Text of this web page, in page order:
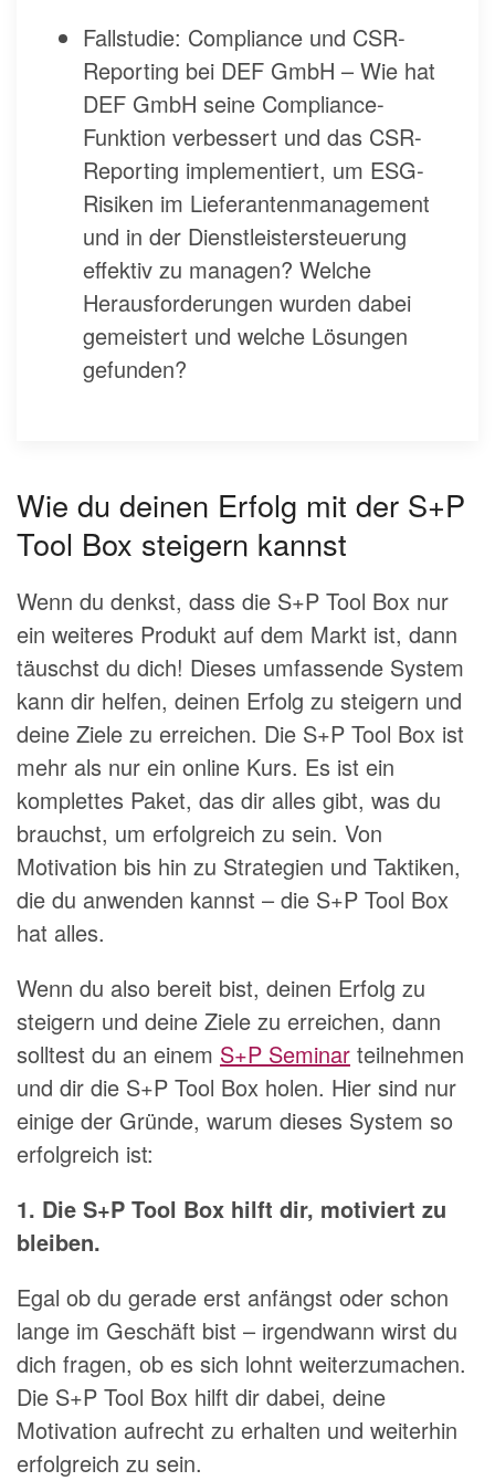
Fallstudie: Compliance und CSR-
Reporting bei DEF GmbH – Wie hat
DEF GmbH seine Compliance-
Funktion verbessert und das CSR-
Reporting implementiert, um ESG-
Risiken im Lieferantenmanagement
und in der Dienstleistersteuerung
effektiv zu managen? Welche
Herausforderungen wurden dabei
gemeistert und welche Lösungen
gefunden?
Wie du deinen Erfolg mit der S+P
Tool Box steigern kannst
Wenn du denkst, dass die S+P Tool Box nur
ein weiteres Produkt auf dem Markt ist, dann
täuschst du dich! Dieses umfassende System
kann dir helfen, deinen Erfolg zu steigern und
deine Ziele zu erreichen. Die S+P Tool Box ist
mehr als nur ein online Kurs. Es ist ein
komplettes Paket, das dir alles gibt, was du
brauchst, um erfolgreich zu sein. Von
Motivation bis hin zu Strategien und Taktiken,
die du anwenden kannst – die S+P Tool Box
hat alles.
Wenn du also bereit bist, deinen Erfolg zu
steigern und deine Ziele zu erreichen, dann
solltest du an einem S+P Seminar teilnehmen
und dir die S+P Tool Box holen. Hier sind nur
einige der Gründe, warum dieses System so
erfolgreich ist:
1. Die S+P Tool Box hilft dir, motiviert zu
bleiben.
Egal ob du gerade erst anfängst oder schon
lange im Geschäft bist – irgendwann wirst du
dich fragen, ob es sich lohnt weiterzumachen.
Die S+P Tool Box hilft dir dabei, deine
Motivation aufrecht zu erhalten und weiterhin
erfolgreich zu sein.